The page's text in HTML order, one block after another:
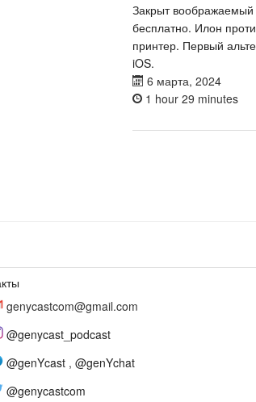
Закрыт
бесплатно. Илон
принтер. Первый
iOS.
6 марта, 2024
1 hour 29 minutes
genycastcom@gmail.com
@genycast_podcast
@genYcast, @genYchat
@genycastcom